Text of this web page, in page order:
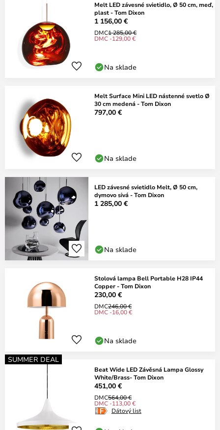
Melt LED závesné svietidlo, Ø 50 cm, meď,
plast - Tom Dixon
1 156,00 €
DMC1 285,00 €
DMC -129,00 €
Na sklade
Melt Surface Mini LED nástenné svetlo Ø
30 cm medená - Tom Dixon
797,00 €
Na sklade
LED závesné svietidlo Melt, Ø 50 cm,
dymovo sivá - Tom Dixon
1 285,00 €
Na sklade
Stolová lampa Bell Portable H28 IP44
Copper - Tom Dixon
230,00 €
DMC246,00 €
DMC -16,00 €
Na sklade
SUMMER DEAL
Beat Wide LED Závěsná Lampa Glossy
White/Brass- Tom Dixon
451,00 €
DMC564,00 €
DMC -113,00 €
Dátový list